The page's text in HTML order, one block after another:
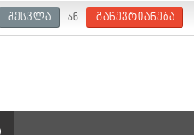
შესვლა ან გაწევრიანება